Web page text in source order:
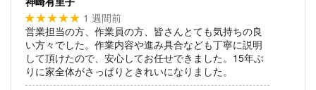
★★★★★ 1 週間前
営業担当の方、作業員の方、皆さんとても気持ちの良
い方々でした。作業内容や進み具合なども丁寧に説明
して頂けたので、安心してお任せできました。15年ぶ
りに家全体がさっぱりときれいになりました。